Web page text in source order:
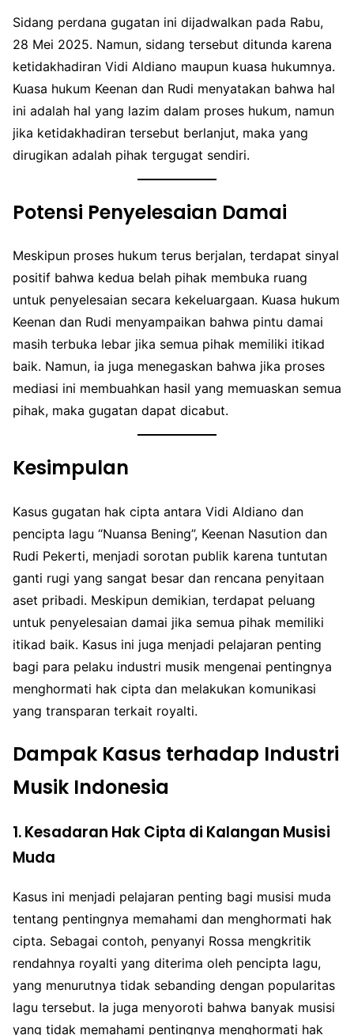
Sidang perdana gugatan ini dijadwalkan pada Rabu,
28 Mei 2025. Namun, sidang tersebut ditunda karena
ketidakhadiran Vidi Aldiano maupun kuasa hukumnya.
Kuasa hukum Keenan dan Rudi menyatakan bahwa hal
ini adalah hal yang lazim dalam proses hukum, namun
jika ketidakhadiran tersebut berlanjut, maka yang
dirugikan adalah pihak tergugat sendiri.
Potensi Penyelesaian Damai
Meskipun proses hukum terus berjalan, terdapat sinyal
positif bahwa kedua belah pihak membuka ruang
untuk penyelesaian secara kekeluargaan. Kuasa hukum
Keenan dan Rudi menyampaikan bahwa pintu damai
masih terbuka lebar jika semua pihak memiliki itikad
baik. Namun, ia juga menegaskan bahwa jika proses
mediasi ini membuahkan hasil yang memuaskan semua
pihak, maka gugatan dapat dicabut.
Kesimpulan
Kasus gugatan hak cipta antara Vidi Aldiano dan
pencipta lagu “Nuansa Bening”, Keenan Nasution dan
Rudi Pekerti, menjadi sorotan publik karena tuntutan
ganti rugi yang sangat besar dan rencana penyitaan
aset pribadi. Meskipun demikian, terdapat peluang
untuk penyelesaian damai jika semua pihak memiliki
itikad baik. Kasus ini juga menjadi pelajaran penting
bagi para pelaku industri musik mengenai pentingnya
menghormati hak cipta dan melakukan komunikasi
yang transparan terkait royalti.
Dampak Kasus terhadap Industri
Musik Indonesia
1. Kesadaran Hak Cipta di Kalangan Musisi
Muda
Kasus ini menjadi pelajaran penting bagi musisi muda
tentang pentingnya memahami dan menghormati hak
cipta. Sebagai contoh, penyanyi Rossa mengkritik
rendahnya royalti yang diterima oleh pencipta lagu,
yang menurutnya tidak sebanding dengan popularitas
lagu tersebut. Ia juga menyoroti bahwa banyak musisi
yang tidak memahami pentingnya menghormati hak